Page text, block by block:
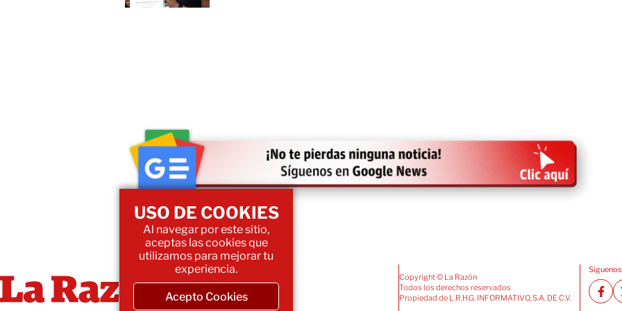
Copyright © La Razón
Todos los derechos reservados
Propiedad de L.R.H.G. INFORMATIVO, S.A. DE C.V.
USO DE COOKIES
Al navegar por este sitio,
aceptas las cookies que
utilizamos para mejorar tu
experiencia.
Acepto Cookies